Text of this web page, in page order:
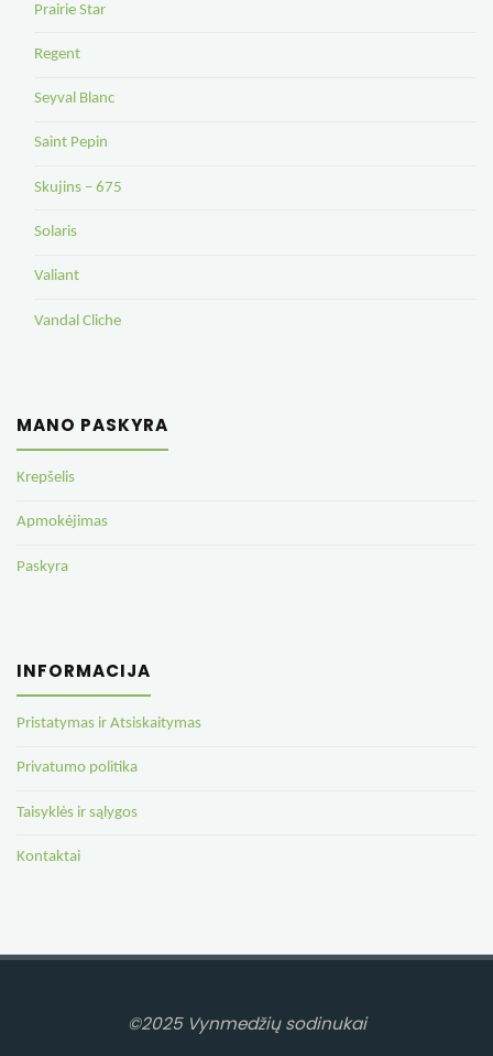
Prairie Star
Regent
Seyval Blanc
Saint Pepin
Skujins – 675
Solaris
Valiant
Vandal Cliche
MANO PASKYRA
Krepšelis
Apmokėjimas
Paskyra
INFORMACIJA
Pristatymas ir Atsiskaitymas
Privatumo politika
Taisyklės ir sąlygos
Kontaktai
©2025 Vynmedžių sodinukai